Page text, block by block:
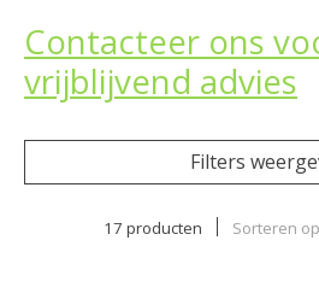
Contacteer ons
vrijblijvend advies
Filters
17 producten Sorteren op